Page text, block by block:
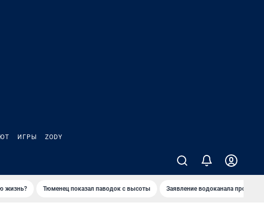
ИГРЫ ZODY
жизнь? Тюменец показал паводок с высоты Заявление водоканала про